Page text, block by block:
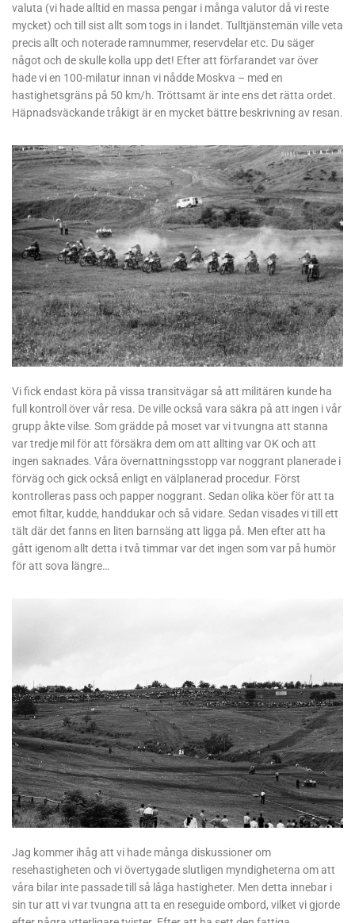
valuta (vi hade alltid en massa pengar i många valutor då vi reste
mycket) och till sist allt som togs in i landet. Tulltjänstemän ville veta
precis allt och noterade ramnummer, reservdelar etc. Du säger
något och de skulle kolla upp det! Efter att förfarandet var över
hade vi en 100-milatur innan vi nådde Moskva – med en
hastighetsgräns på 50 km/h. Tröttsamt är inte ens det rätta ordet.
Häpnadsväckande tråkigt är en mycket bättre beskrivning av resan.
Vi fick endast köra på vissa transitvägar så att militären kunde ha
full kontroll över vår resa. De ville också vara säkra på att ingen i vår
grupp åkte vilse. Som grädde på moset var vi tvungna att stanna
var tredje mil för att försäkra dem om att allting var OK och att
ingen saknades. Våra övernattningsstopp var noggrant planerade i
förväg och gick också enligt en välplanerad procedur. Först
kontrolleras pass och papper noggrant. Sedan olika köer för att ta
emot filtar, kudde, handdukar och så vidare. Sedan visades vi till ett
tält där det fanns en liten barnsäng att ligga på. Men efter att ha
gått igenom allt detta i två timmar var det ingen som var på humör
för att sova längre…
Jag kommer ihåg att vi hade många diskussioner om
resehastigheten och vi övertygade slutligen myndigheterna om att
våra bilar inte passade till så låga hastigheter. Men detta innebar i
sin tur att vi var tvungna att ta en reseguide ombord, vilket vi gjorde